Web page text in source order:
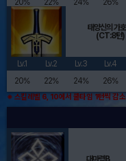
태양신의 가
(CT:8턴)
Lv.1 Lv.2 Lv.3 Lv.4
20%
22% 24% 26%
※ 스킬레벨 6, 10에서 쿨타임 1턴씩 감
대마력B